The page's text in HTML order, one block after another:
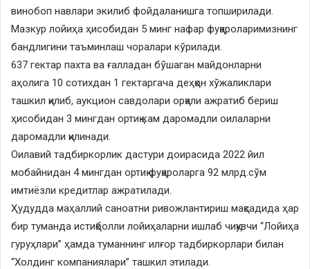
винобоп навлари экилиб фойдаланишга топширилади.
Мазкур лойиҳа ҳисобидан 5 минг нафар фуқароларимизнинг
бандлигини таъминлаш чоралари кўрилади.
637 гектар пахта ва ғалладан бўшаган майдонларни
аҳолига 10 сотихдан 1 гектаргача деҳқон хўжаликлари
ташкил қилиб, аукцион савдолари орқали ажратиб бериш
ҳисобидан 3 мингдан ортиқ кам даромадли оилаларни
даромадли қилинади.
Оилавий тадбиркорлик дастури доирасида 2022 йил
мобайнидан 4 мингдан ортиқ фуқароларга 92 млрд.сўм
имтиёзли кредитлар ажратилади.
Ҳудудда маҳаллий саноатни ривожлантириш мақсадида ҳар
бир туманда истиқболли лойиҳаларни ишлаб чиқувчи “Лойиҳа
гуруҳлари” ҳамда туманнинг илғор тадбиркорлари билан
“Холдинг компаниялари” ташкил этилади.